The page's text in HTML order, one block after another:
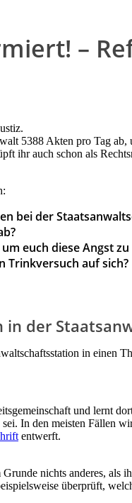
–
5388 Akten pro Tag
ihr auch schon als
bei der
euch diese Angst
Trinkversuch auf sich?
in der
in einen
und lernt
In den meisten Fällen
entwerft.
nichts anderes,
überprüft,